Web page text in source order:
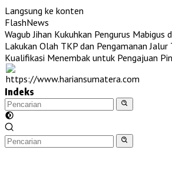
Langsung ke konten
FlashNews
Wagub Jihan Kukuhkan Pengurus
Lakukan Olah TKP dan Pengamanan
Kualifikasi Menembak untuk Pengajuan
Indeks